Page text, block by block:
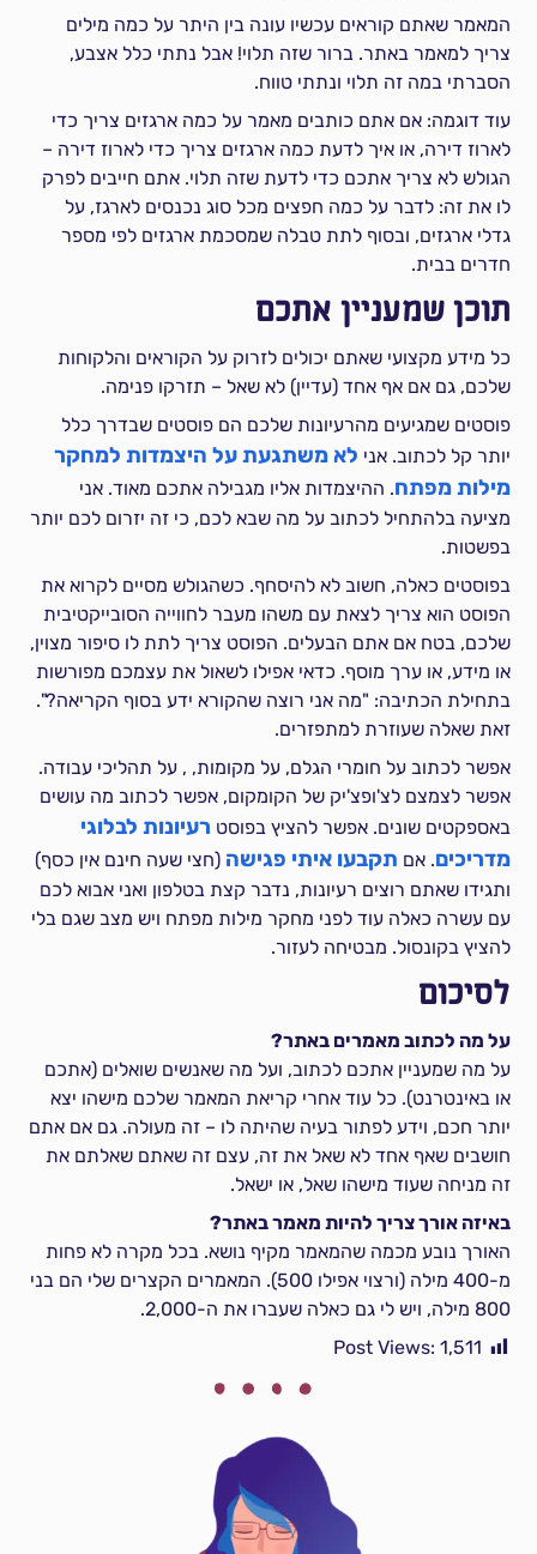
המאמר שאתם קוראים עכשיו עונה בין היתר על כמה מילים
צריך למאמר באתר. ברור שזה תלוי! אבל נתתי כלל אצבע,
הסברתי במה זה תלוי ונתתי טווח.
עוד דוגמה: אם אתם כותבים מאמר על כמה ארגזים צריך כדי
לארוז דירה, או איך לדעת כמה ארגזים צריך כדי לארוז דירה –
הגולש לא צריך אתכם כדי לדעת שזה תלוי. אתם חייבים לפרק
לו את זה: לדבר על כמה חפצים מכל סוג נכנסים לארגז, על
גדלי ארגזים, ובסוף לתת טבלה שמסכמת ארגזים לפי מספר
חדרים בבית.
תוכן שמעניין אתכם
כל מידע מקצועי שאתם יכולים לזרוק על הקוראים והלקוחות
שלכם, גם אם אף אחד (עדיין) לא שאל – תזרקו פנימה.
פוסטים שמגיעים מהרעיונות שלכם הם פוסטים שבדרך כלל
יותר קל לכתוב. אני לא משתגעת על היצמדות למחקר
מילות מפתח. ההיצמדות אליו מגבילה אתכם מאוד. אני
מציעה בלהתחיל לכתוב על מה שבא לכם, כי זה יזרום לכם יותר
בפשטות.
בפוסטים כאלה, חשוב לא להיסחף. כשהגולש מסיים לקרוא את
הפוסט הוא צריך לצאת עם משהו מעבר לחווייה הסובייקטיבית
שלכם, בטח אם אתם הבעלים. הפוסט צריך לתת לו סיפור מצוין,
או מידע, או ערך מוסף. כדאי אפילו לשאול את עצמכם מפורשות
בתחילת הכתיבה: "מה אני רוצה שהקורא ידע בסוף הקריאה?".
זאת שאלה שעוזרת למתפזרים.
אפשר לכתוב על חומרי הגלם, על מקומות, , על תהליכי עבודה.
אפשר לצמצם לצ'ופצ'יק של הקומקום, אפשר לכתוב מה עושים
באספקטים שונים. אפשר להציץ בפוסט רעיונות לבלוגי
מדריכים. אם תקבעו איתי פגישה (חצי שעה חינם אין כסף)
ותגידו שאתם רוצים רעיונות, נדבר קצת בטלפון ואני אבוא לכם
עם עשרה כאלה עוד לפני מחקר מילות מפתח ויש מצב שגם בלי
להציץ בקונסול. מבטיחה לעזור.
לסיכום
על מה לכתוב מאמרים באתר?
על מה שמעניין אתכם לכתוב, ועל מה שאנשים שואלים (אתכם
או באינטרנט). כל עוד אחרי קריאת המאמר שלכם מישהו יצא
יותר חכם, וידע לפתור בעיה שהיתה לו – זה מעולה. גם אם אתם
חושבים שאף אחד לא שאל את זה, עצם זה שאתם שאלתם את
זה מניחה שעוד מישהו שאל, או ישאל.
באיזה אורך צריך להיות מאמר באתר?
האורך נובע מכמה שהמאמר מקיף נושא. בכל מקרה לא פחות
מ-400 מילה (ורצוי אפילו 500). המאמרים הקצרים שלי הם בני
800 מילה, ויש לי גם כאלה שעברו את ה-2,000.
Post Views: 1,511